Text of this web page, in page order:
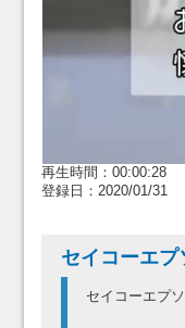
再生時間：00:00:28
登録日：2020/01/31
セイコーエプ
セイコーエプ